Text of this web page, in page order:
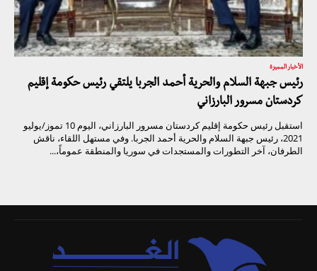
الأخبار المميزة
رئيس جبهة السلام والحرية أحمد الجربا يلتقي رئيس حكومة إقليم
كردستان مسرور البارزاني
استقبل رئيس حكومة إقليم كردستان مسرور البارزاني، اليوم 10 تموز/يوليو
2021، رئيس جبهة السلام والحرية أحمد الجربا. وفي مستهل اللقاء، ناقش
الطرفان، آخر التطورات والمستجدات في سوريا والمنطقة عموماً،...